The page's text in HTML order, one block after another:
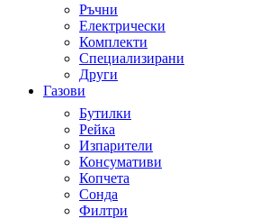
Ръчни
Електрически
Комплекти
Специализирани
Други
Газови
Бутилки
Рейка
Изпарители
Консумативи
Копчета
Сонда
Филтри